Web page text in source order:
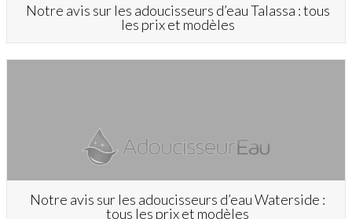
Notre avis sur les adoucisseurs d’eau Talassa : tous
les prix et modèles
Notre avis sur les adoucisseurs d’eau Waterside :
tous les prix et modèles